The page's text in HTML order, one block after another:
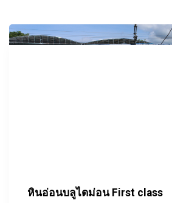
หินอ่อนบลูไดม่อน First class